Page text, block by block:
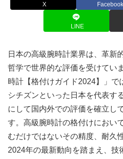
X Facebook
LINE
日本の高級腕時計業界は、革新
哲学で世界的な評価を受けてい
時計【格付けガイド2024】」で
シチズンといった日本を代表す
にして国内外での評価を確立し
す。高級腕時計の格付けにおい
むだけではないその精度、耐久
2024年の最新動向を踏まえ、技